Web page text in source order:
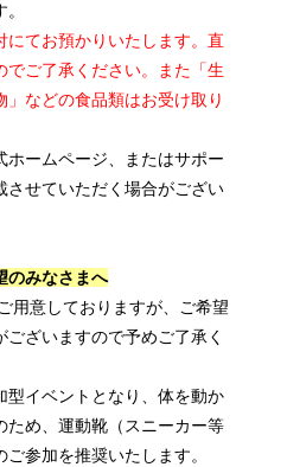
てお預かりいたします。直
でご了承ください。また「生
」などの食品類はお受け取り
ームページ、またはサポー
させていただく場合がござい
のみなさまへ
用意しておりますが、ご希望
ざいますので予めご了承く
イベントとなり、体を動か
ため、運動靴（スニーカー等
参加を推奨いたします。